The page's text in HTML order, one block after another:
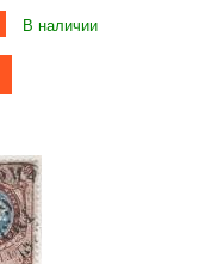
В наличии